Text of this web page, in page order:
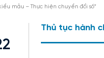
mẫu – Thực hiện chuyển đổi số”
Thủ tục hành